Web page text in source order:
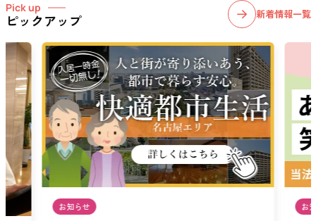
Pick up
ピックアップ 新着情報一覧
お知らせ お